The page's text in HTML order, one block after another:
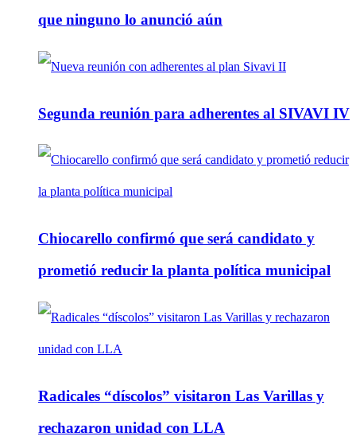
que ninguno lo anunció aún
Segunda reunión para adherentes al SIVAVI IV
Chiocarello confirmó que será candidato y
prometió reducir la planta política municipal
Radicales “díscolos” visitaron Las Varillas y
rechazaron unidad con LLA